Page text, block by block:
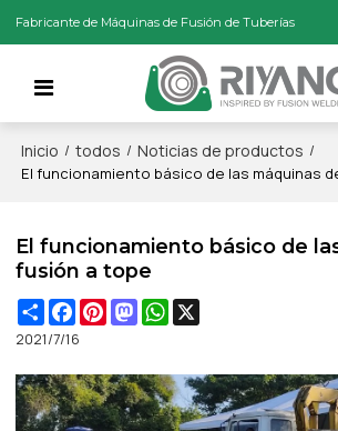
Fabricante de Máquinas de Fusión de Tuberías
Inicio / todos / Noticias de productos /
El funcionamiento básico de las máquinas
El funcionamiento básico de
fusión a tope
ShareFacebook
PinterestMastodonWhatsApp
2021/7/16